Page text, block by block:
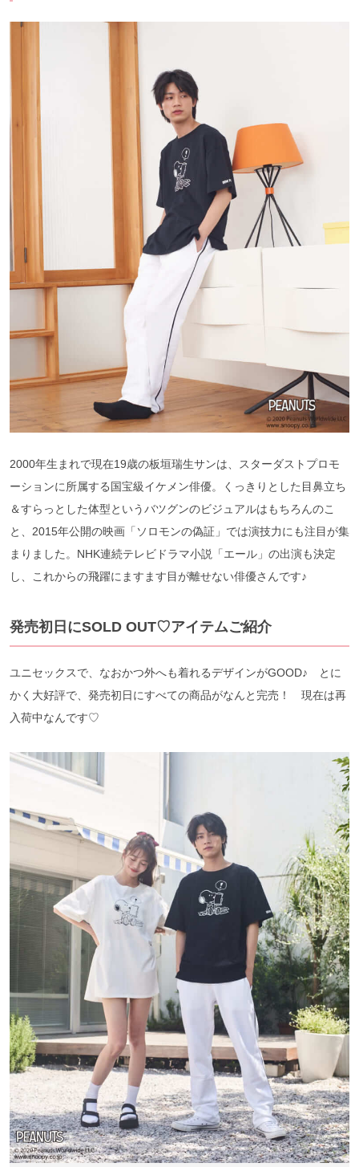
2000年生まれで現在19歳の板垣瑞生サンは、スターダストプロモ
ーションに所属する国宝級イケメン俳優。くっきりとした目鼻立ち
＆すらっとした体型というバツグンのビジュアルはもちろんのこ
と、2015年公開の映画「ソロモンの偽証」では演技力にも注目が集
まりました。NHK連続テレビドラマ小説「エール」の出演も決定
し、これからの飛躍にますます目が離せない俳優さんです♪
発売初日にSOLD OUT♡アイテムご紹介
ユニセックスで、なおかつ外へも着れるデザインがGOOD♪ とに
かく大好評で、発売初日にすべての商品がなんと完売！ 現在は再
入荷中なんです♡